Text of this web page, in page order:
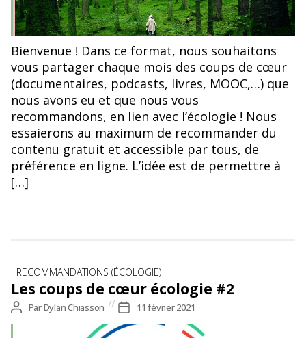
Photographie par Luis del Rio
Bienvenue ! Dans ce format, nous souhaitons
vous partager chaque mois des coups de cœur
(documentaires, podcasts, livres, MOOC,…) que
nous avons eu et que nous vous
recommandons, en lien avec l’écologie ! Nous
essaierons au maximum de recommander du
contenu gratuit et accessible par tous, de
préférence en ligne. L’idée est de permettre à
[…]
Catégories
RECOMMANDATIONS (ÉCOLOGIE)
Les coups de cœur écologie #2
Auteur
ParDylan Chiasson
Date
de
11 février 2021